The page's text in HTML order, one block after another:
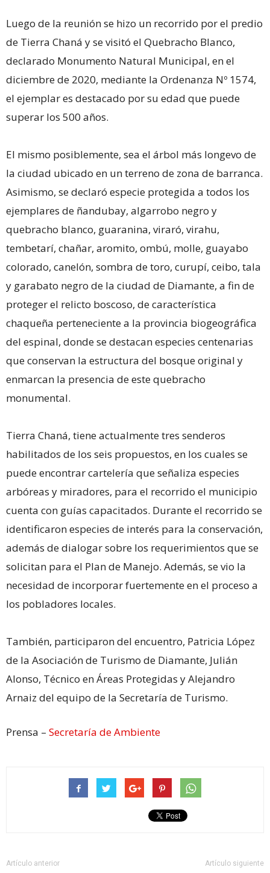
Luego de la reunión se hizo un recorrido por el predio
de Tierra Chaná y se visitó el Quebracho Blanco,
declarado Monumento Natural Municipal, en el
diciembre de 2020, mediante la Ordenanza Nº 1574,
el ejemplar es destacado por su edad que puede
superar los 500 años.
El mismo posiblemente, sea el árbol más longevo de
la ciudad ubicado en un terreno de zona de barranca.
Asimismo, se declaró especie protegida a todos los
ejemplares de ñandubay, algarrobo negro y
quebracho blanco, guaranina, viraró, virahu,
tembetarí, chañar, aromito, ombú, molle, guayabo
colorado, canelón, sombra de toro, curupí, ceibo, tala
y garabato negro de la ciudad de Diamante, a fin de
proteger el relicto boscoso, de característica
chaqueña perteneciente a la provincia biogeográfica
del espinal, donde se destacan especies centenarias
que conservan la estructura del bosque original y
enmarcan la presencia de este quebracho
monumental.
Tierra Chaná, tiene actualmente tres senderos
habilitados de los seis propuestos, en los cuales se
puede encontrar cartelería que señaliza especies
arbóreas y miradores, para el recorrido el municipio
cuenta con guías capacitados. Durante el recorrido se
identificaron especies de interés para la conservación,
además de dialogar sobre los requerimientos que se
solicitan para el Plan de Manejo. Además, se vio la
necesidad de incorporar fuertemente en el proceso a
los pobladores locales.
También, participaron del encuentro, Patricia López
de la Asociación de Turismo de Diamante, Julián
Alonso, Técnico en Áreas Protegidas y Alejandro
Arnaiz del equipo de la Secretaría de Turismo.
Prensa – Secretaría de Ambiente
Artículo anterior Artículo siguiente